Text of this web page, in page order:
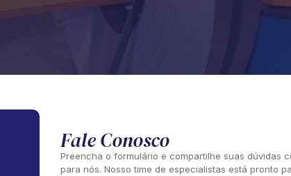
Fale Conosco
Preencha o formulário e compartilhe suas dúvidas
para nós. Nosso time de especialistas está pronto